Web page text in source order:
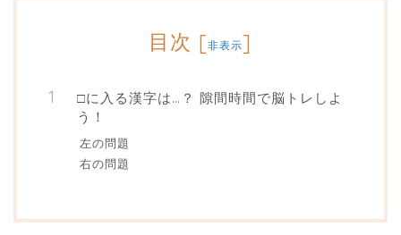
目次 [非表示]
□に入る漢字は…？ 隙間時間で脳トレしよ
う！
左の問題
右の問題